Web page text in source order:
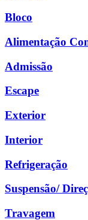
Bloco
Alimentação
Admissão
Escape
Exterior
Interior
Refrigeração
Suspensão/
Travagem